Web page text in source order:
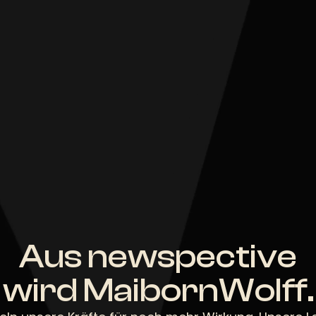
Aus newspective
wird MaibornWolff.